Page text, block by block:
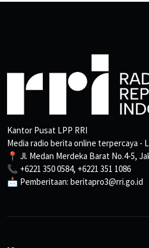
Kantor Pusat LPP RRI
Media radio berita online terpercaya -
📍 Jl. Medan Merdeka Barat No.4-5,
📞 +6221 350 0584, +6221 351 1086
📩 Pemberitaan: beritapro3@rri.go.id